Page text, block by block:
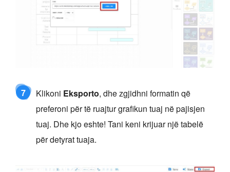
7 Klikoni Eksporto, dhe zgjidhni formatin që
preferoni për të ruajtur grafikun tuaj në pajisjen
tuaj. Dhe kjo eshte! Tani keni krijuar një tabelë
për detyrat tuaja.